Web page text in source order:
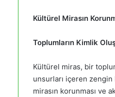
Kültürel Mirasın
Toplumların Kimlik
Kültürel miras, bir
unsurları içeren
mirasın korunması ve